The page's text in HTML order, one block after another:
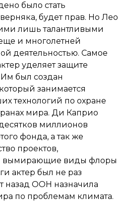
было стать
будет прав. Но Лео
лишь талантливыми
и многолетней
деятельностью. Самое
уделяет защите
был создан
занимается
технологий по охране
мира. Ди Каприо
миллионов
фонда, а так же
проектов,
вымирающие виды флоры
актер был не раз
назад ООН назначила
по проблемам климата.